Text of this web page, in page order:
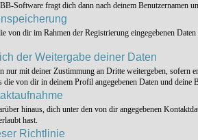
Software fragt dich dann nach deinem Benutzernamen
von dir im Rahmen der Registrierung eingegebenen
der Weitergabe deiner Daten
nur mit deiner Zustimmung an Dritte weitergeben, sofern
von dir in deinem Profil angegebenen Daten und
hinaus, dich unter den von dir angegebenen
hast.
Richtlinie